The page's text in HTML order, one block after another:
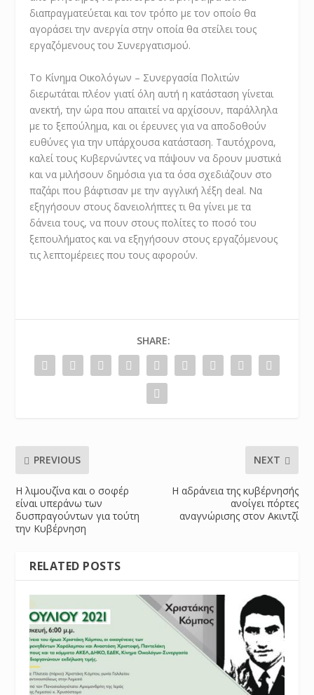
διαπραγματεύεται και τον τρόπο με τον οποίο θα
αγοράσει την ανεργία στην οποία θα στείλει τους
εργαζόμενους του Συνεργατισμού.
Το Κίνημα Οικολόγων – Συνεργασία Πολιτών
διερωτάται πλέον γιατί όλη αυτή η κατάσταση γίνεται
ανεκτή, την ώρα που απαιτεί να αρχίσουν, παράλληλα
με το ξεπούλημα, και οι έρευνες για να αποδοθούν
ευθύνες για την υπάρχουσα κατάσταση. Ταυτόχρονα,
καλεί τους Κυβερνώντες να πάψουν να δρουν μυστικά
και να μιλήσουν δημόσια για τα όσα σχεδιάζουν στο
παζάρι που βάφτισαν με την αγγλική λέξη deal. Να
εξηγήσουν στους δανειολήπτες τι θα γίνει με τα
δάνεια τους, να πουν στους πολίτες το ποσό του
ξεπουλήματος και να εξηγήσουν στους εργαζόμενους
τις λεπτομέρειες που τους αφορούν.
SHARE:
PREVIOUS
Η λιμουζίνα και ο σοφέρ
είναι υπεράνω των
δυσπραγούντων για τούτη
την Κυβέρνηση
NEXT
Η αδράνεια της κυβέρνησής
ανοίγει πόρτες
αναγνώρισης στον Ακιντζί
RELATED POSTS